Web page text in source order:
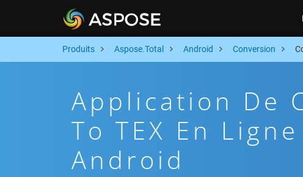
Produits Aspose.Total Android Conversion
Application De
To TEX En
Android